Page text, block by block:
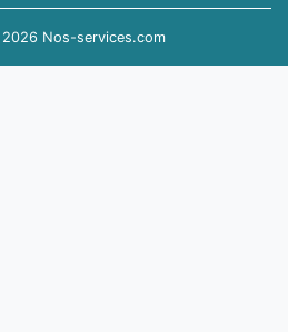
Nos-services.com